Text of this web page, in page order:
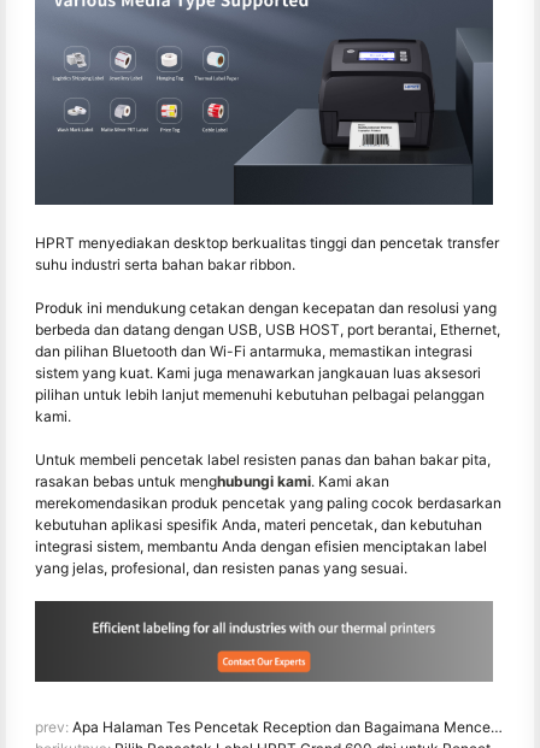
HPRT menyediakan desktop berkualitas tinggi dan pencetak transfer
suhu industri serta bahan bakar ribbon.
Produk ini mendukung cetakan dengan kecepatan dan resolusi yang
berbeda dan datang dengan USB, USB HOST, port berantai, Ethernet,
dan pilihan Bluetooth dan Wi-Fi antarmuka, memastikan integrasi
sistem yang kuat. Kami juga menawarkan jangkauan luas aksesori
pilihan untuk lebih lanjut memenuhi kebutuhan pelbagai pelanggan
kami.
Untuk membeli pencetak label resisten panas dan bahan bakar pita,
rasakan bebas untuk menghubungi kami. Kami akan
merekomendasikan produk pencetak yang paling cocok berdasarkan
kebutuhan aplikasi spesifik Anda, materi pencetak, dan kebutuhan
integrasi sistem, membantu Anda dengan efisien menciptakan label
yang jelas, profesional, dan resisten panas yang sesuai.
prev: Apa Halaman Tes Pencetak Reception dan Bagaimana Mencetaknya?